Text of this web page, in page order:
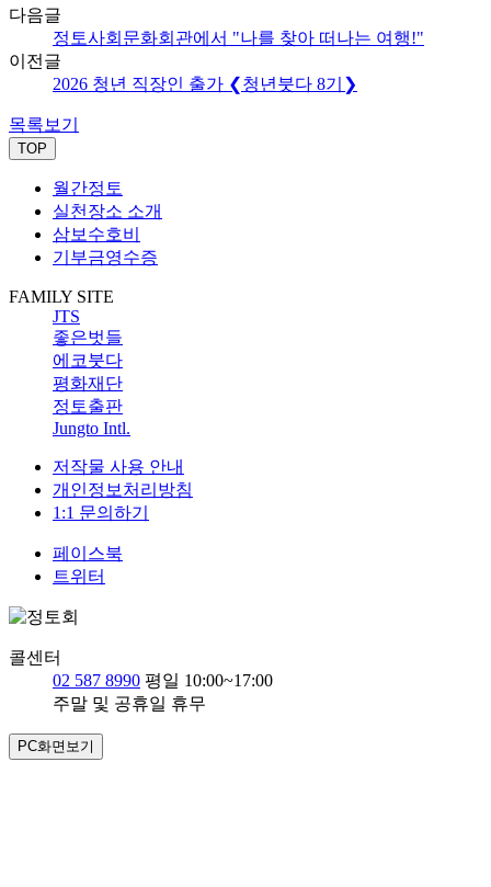
다음글
정토사회문화회관에서 "나를 찾아 떠나는 여행!"
이전글
2026 청년 직장인 출가 ❮청년붓다 8기❯
목록보기
TOP
월간정토
실천장소 소개
삼보수호비
기부금영수증
FAMILY SITE
JTS
좋은벗들
에코붓다
평화재단
정토출판
Jungto Intl.
저작물 사용 안내
개인정보처리방침
1:1 문의하기
페이스북
트위터
콜센터
02 587 8990 평일 10:00~17:00
주말 및 공휴일 휴무
PC화면보기